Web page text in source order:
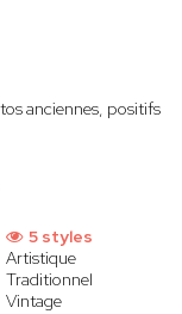
anciennes, positifs
5 styles
Artistique
Traditionnel
Vintage